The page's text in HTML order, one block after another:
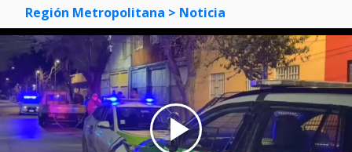
Región Metropolitana > Noticia